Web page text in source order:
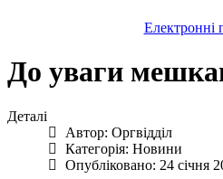
Електронні
До уваги
Деталі
Автор: Оргвідділ
Категорія: Новини
Опубліковано: 24 січня